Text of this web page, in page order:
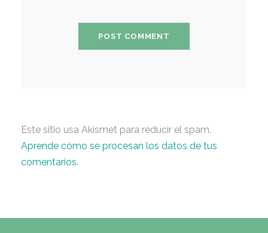
Este sitio usa Akismet para reducir el spam.
Aprende cómo se procesan los datos de tus
comentarios.